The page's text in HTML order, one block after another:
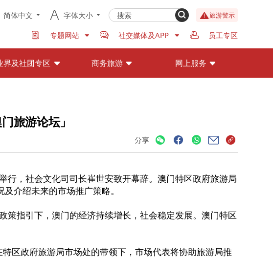
简体中文 字体大小 旅游警示
专题网站 社交媒体及APP 员工专区
界及社团专区 商务旅游 网上服务
旅游论坛」
分享
，社会文化司司长崔世安致开幕辞。澳门特区政府旅游局
介绍未来的市场推广策略。
指引下，澳门的经济持续增长，社会稳定发展。澳门特区
区政府旅游局市场处的带领下，市场代表将协助旅游局推